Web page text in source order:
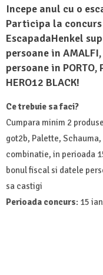
Incepe anul cu o
Participa la
EscapadaHenkel
persoane in
persoane in
HERO12 BLACK!
Ce trebuie sa faci?
Cumpara minim 2
got2b, Palette,
combinatie, in perioada
bonul fiscal si datele
sa castigi
Perioada concurs: 15